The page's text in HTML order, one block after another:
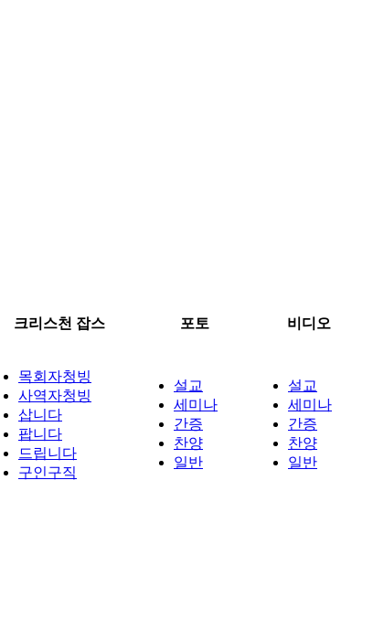
크리스천 잡스 포토 비디오
목회자청빙
사역자청빙
삽니다
팝니다
드립니다
구인구직
설교
세미나
간증
찬양
일반
설교
세미나
간증
찬양
일반